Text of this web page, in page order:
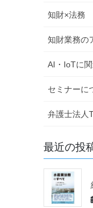
知財×法務
知財業務の
AI・IoTに
セミナーに
弁護士法人
最近の投